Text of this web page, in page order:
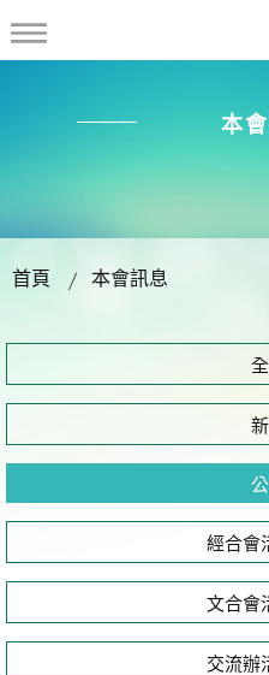
本
首頁 本會訊息
經合會
文合會
交流辦